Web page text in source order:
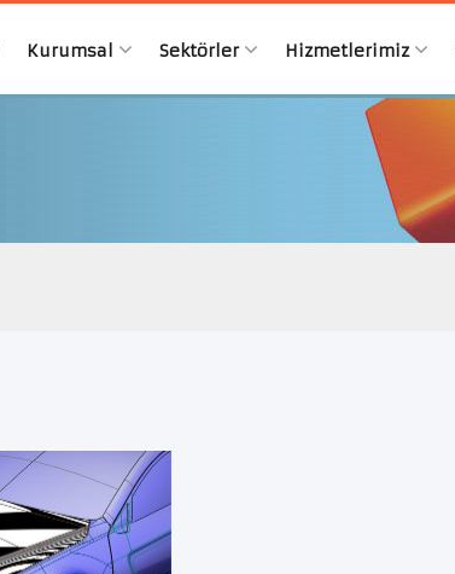
Kurumsal Sektörler Hizmetlerimiz